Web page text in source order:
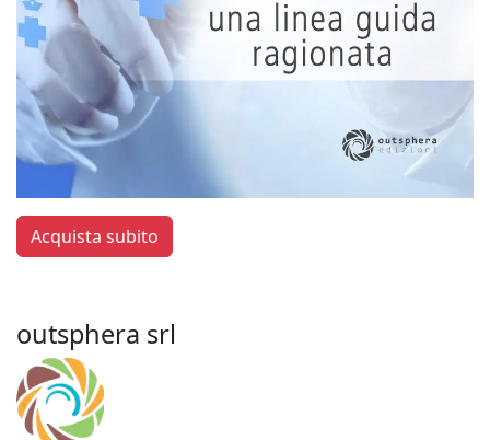
Acquista subito
outsphera srl